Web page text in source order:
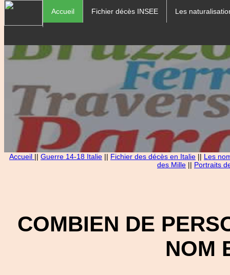
Accueil Fichier décès INSEE Les
Accueil || Guerre 14-18 Italie || Fichier des décès en Italie || Les
des Mille || Portraits
COMBIEN DE
NOM